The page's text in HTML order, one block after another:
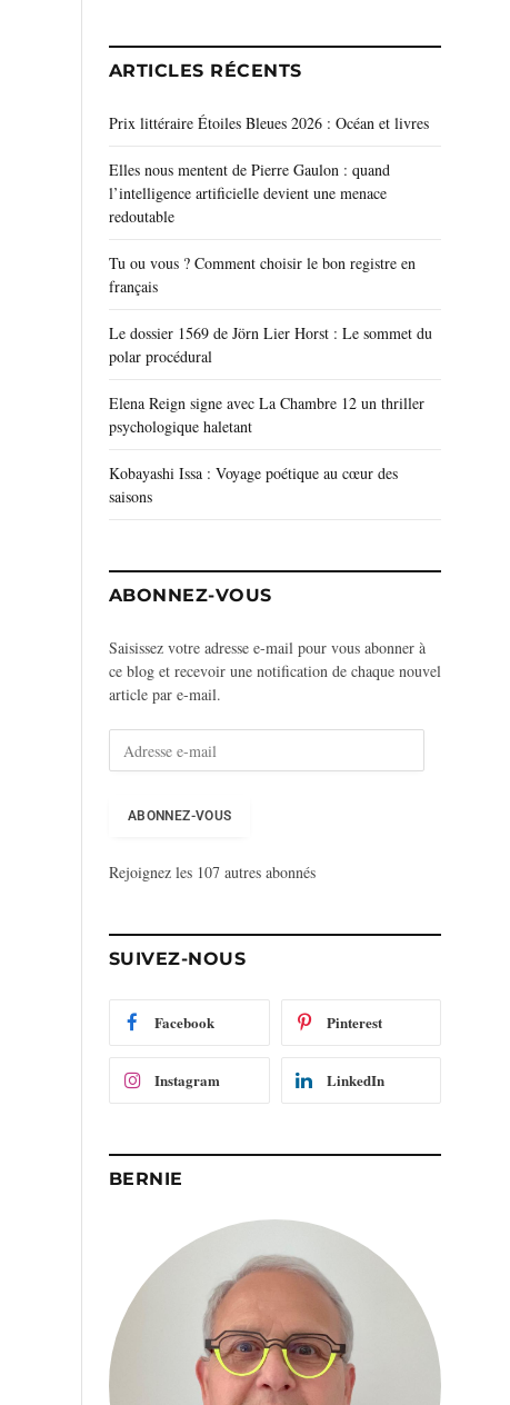
ARTICLES RÉCENTS
Prix littéraire Étoiles Bleues 2026 : Océan et livres
Elles nous mentent de Pierre Gaulon : quand
l’intelligence artificielle devient une menace
redoutable
Tu ou vous ? Comment choisir le bon registre en
français
Le dossier 1569 de Jörn Lier Horst : Le sommet du
polar procédural
Elena Reign signe avec La Chambre 12 un thriller
psychologique haletant
Kobayashi Issa : Voyage poétique au cœur des
saisons
ABONNEZ-VOUS
Saisissez votre adresse e-mail pour vous abonner à
ce blog et recevoir une notification de chaque nouvel
article par e-mail.
e
m
a
ABONNEZ-VOUS
Rejoignez les 107 autres abonnés
SUIVEZ-NOUS
Facebook Pinterest
Instagram LinkedIn
BERNIE